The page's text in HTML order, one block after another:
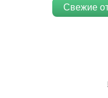
Свежие